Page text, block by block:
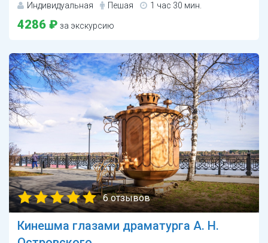
Индивидуальная Пешая 1 час 30 мин.
4286 ₽ за экскурсию
6 отзывов
Кинешма глазами драматурга А. Н.